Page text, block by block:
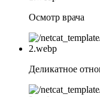
Осмотр врача
Деликатное